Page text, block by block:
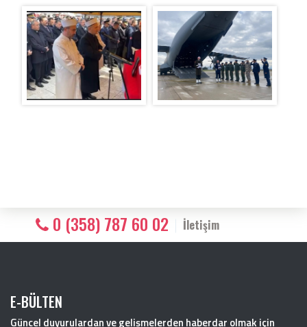
0 (358) 787 60 02 İletişim
E-BÜLTEN
Güncel duyurulardan ve gelişmelerden haberdar olmak için